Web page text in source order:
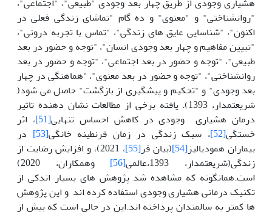
"روانشناختی" و "معنوی" و ده گام "تماشای زندگی فعلی در
اکنون"، "شناسایی عایق های زندگی"، "تماس با تجربه درونی"،
"تبیین مفاهیم و چهار بعد وجودی انسان"، "توجه و حضور در بعد
طبیعی"، "توجه و حضور در بعد اجتماعی"، "توجه و حضور در بعد
روانشناختی"، "توجه و حضور در بعد معنوی"، "هماهنگی در چهار
بعد وجودی" و "تحکیم و پیشگیری از بازگشت" حاصل می شود(
شریعتمدار، 1393). یافته برخی از مطالعات نشان دهنده تاثیر
درمان هشیاری وجودی در کاهش احساس تنهایی[51]
، اثر
خستگی[52] ، سبک زندگی در زمان قرنطینه خانگی[53]
در
بیماران همودیالیز[54] (بیان فر[55]
، 2021)، و افزایش رضایت از
زندگی(شریعتمدار، 1393،عالمی
[56]
وهمکاران، 2020)
است.همانگونه که مشاهده شد پژوهش های بسیار اندکی از
تکنیک درمانی هشیاری وجودی استفاده کرده اند و این پژوهش
ها کمتر به سالمندان پرداخته اند.این در حالی است که بیش از